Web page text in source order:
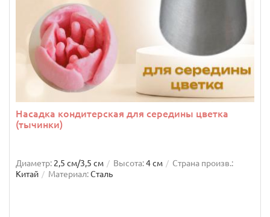
Насадка кондитерская для середины цветка
(тычинки)
Диаметр: 2,5 см/3,5 см Высота:4 см
Страна произв.:
Китай
Материал:Сталь